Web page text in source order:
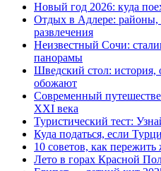
Новый год 2026: куда
Отдых в Адлере: районы,
развлечения
Неизвестный Сочи:
панорамы
Шведский стол: история,
обожают
Современный
XXI века
Туристический тест:
Куда податься, если
10 советов, как
Лето в горах Красной